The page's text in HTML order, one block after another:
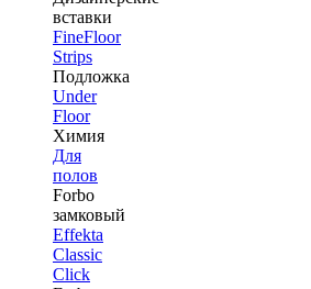
вставки
FineFloor
Strips
Подложка
Under
Floor
Химия
Для
полов
Forbo
замковый
Effekta
Classic
Click